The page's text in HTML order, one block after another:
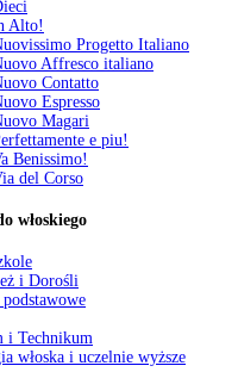
Alto!
Progetto Italiano
Affresco italiano
Contatto
Espresso
Magari
e piu!
Benissimo!
del Corso
włoskiego
i Dorośli
podstawowe
i Technikum
włoska i uczelnie wyższe